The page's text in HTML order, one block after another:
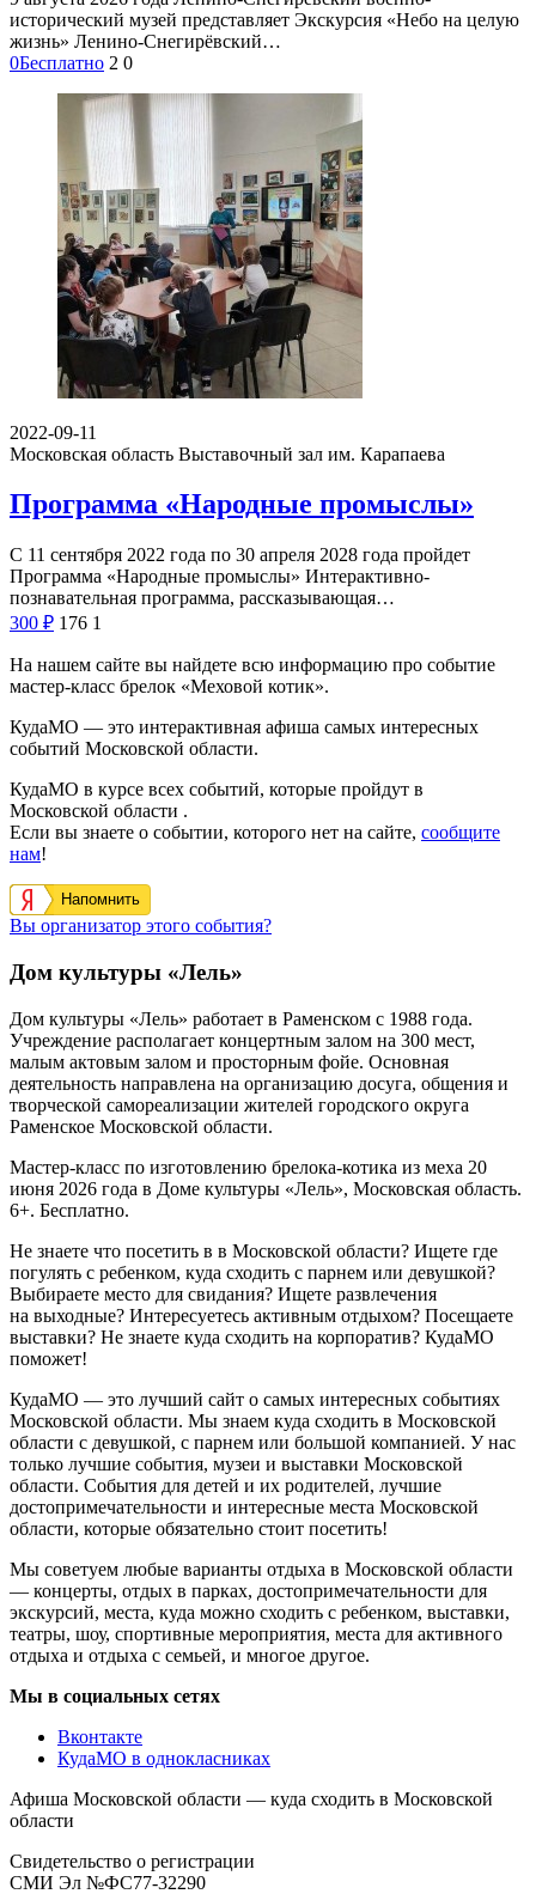
исторический музей представляет Экскурсия «Небо на целую
жизнь» Ленино-Снегирёвский…
0Бесплатно 2 0
2022-09-11
Московская область Выставочный зал им. Карапаева
Программа «Народные промыслы»
С 11 сентября 2022 года по 30 апреля 2028 года пройдет
Программа «Народные промыслы» Интерактивно-
познавательная программа, рассказывающая…
300 ₽ 176 1
На нашем сайте вы найдете всю информацию про событие
мастер-класс брелок «Меховой котик».
КудаМО — это интерактивная афиша самых интересных
событий Московской области.
КудаМО в курсе всех событий, которые пройдут в
Московской области .
Если вы знаете о событии, которого нет на сайте, сообщите
нам!
Напомнить
Вы организатор этого события?
Дом культуры «Лель»
Дом культуры «Лель» работает в Раменском с 1988 года.
Учреждение располагает концертным залом на 300 мест,
малым актовым залом и просторным фойе. Основная
деятельность направлена на организацию досуга, общения и
творческой самореализации жителей городского округа
Раменское Московской области.
Мастер-класс по изготовлению брелока-котика из меха 20
июня 2026 года в Доме культуры «Лель», Московская область.
6+. Бесплатно.
Не знаете что посетить в в Московской области? Ищете где
погулять с ребенком, куда сходить с парнем или девушкой?
Выбираете место для свидания? Ищете развлечения
на выходные? Интересуетесь активным отдыхом? Посещаете
выставки? Не знаете куда сходить на корпоратив? КудаМО
поможет!
КудаМО — это лучший сайт о самых интересных событиях
Московской области. Мы знаем куда сходить в Московской
области с девушкой, с парнем или большой компанией. У нас
только лучшие события, музеи и выставки Московской
области. События для детей и их родителей, лучшие
достопримечательности и интересные места Московской
области, которые обязательно стоит посетить!
Мы советуем любые варианты отдыха в Московской области
— концерты, отдых в парках, достопримечательности для
экскурсий, места, куда можно сходить с ребенком, выставки,
театры, шоу, спортивные мероприятия, места для активного
отдыха и отдыха с семьей, и многое другое.
Мы в социальных сетях
Вконтакте
КудаМО в однокласниках
Афиша Московской области — куда сходить в Московской
области
Свидетельство о регистрации
СМИ Эл №ФС77-32290